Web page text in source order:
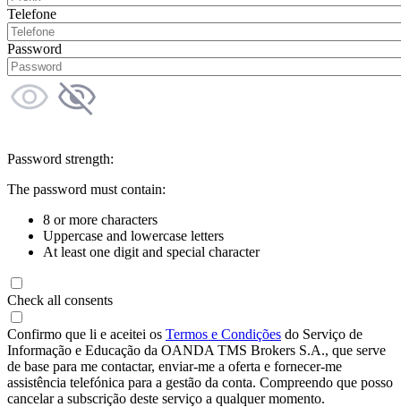
Telefone
Password
Password strength:
The password must contain:
8 or more characters
Uppercase and lowercase letters
At least one digit and special character
Check all consents
Confirmo que li e aceitei os Termos e Condições do Serviço de
Informação e Educação da OANDA TMS Brokers S.A., que serve
de base para me contactar, enviar-me a oferta e fornecer-me
assistência telefónica para a gestão da conta. Compreendo que posso
cancelar a subscrição deste serviço a qualquer momento.